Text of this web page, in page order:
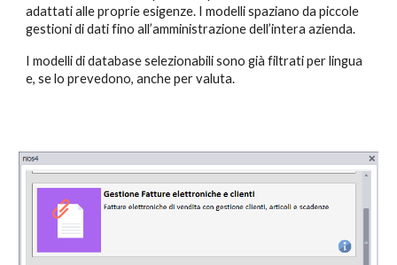
adattati alle proprie esigenze. I modelli spaziano da piccole
gestioni di dati fino all’amministrazione dell’intera azienda.
I modelli di database selezionabili sono già filtrati per lingua
e, se lo prevedono, anche per valuta.